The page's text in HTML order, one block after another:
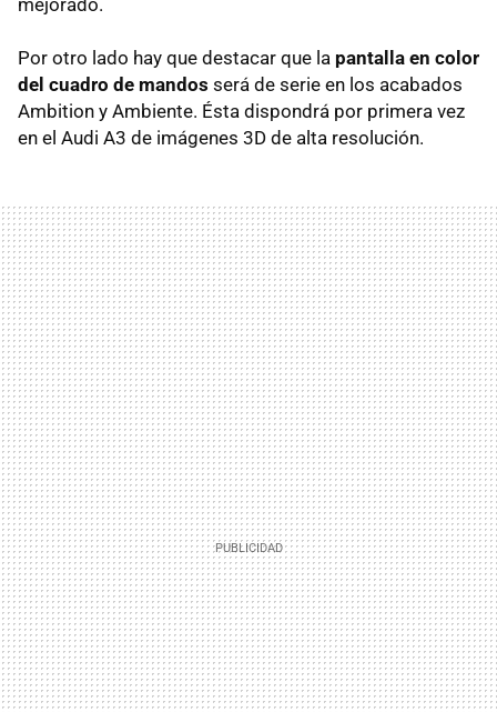
Por otro lado hay que destacar que la pantalla en color
del cuadro de mandos será de serie en los acabados
Ambition y Ambiente. Ésta dispondrá por primera vez
en el Audi A3 de imágenes 3D de alta resolución.